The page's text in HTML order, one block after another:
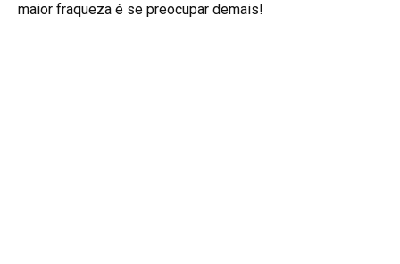
maior fraqueza é se preocupar demais!